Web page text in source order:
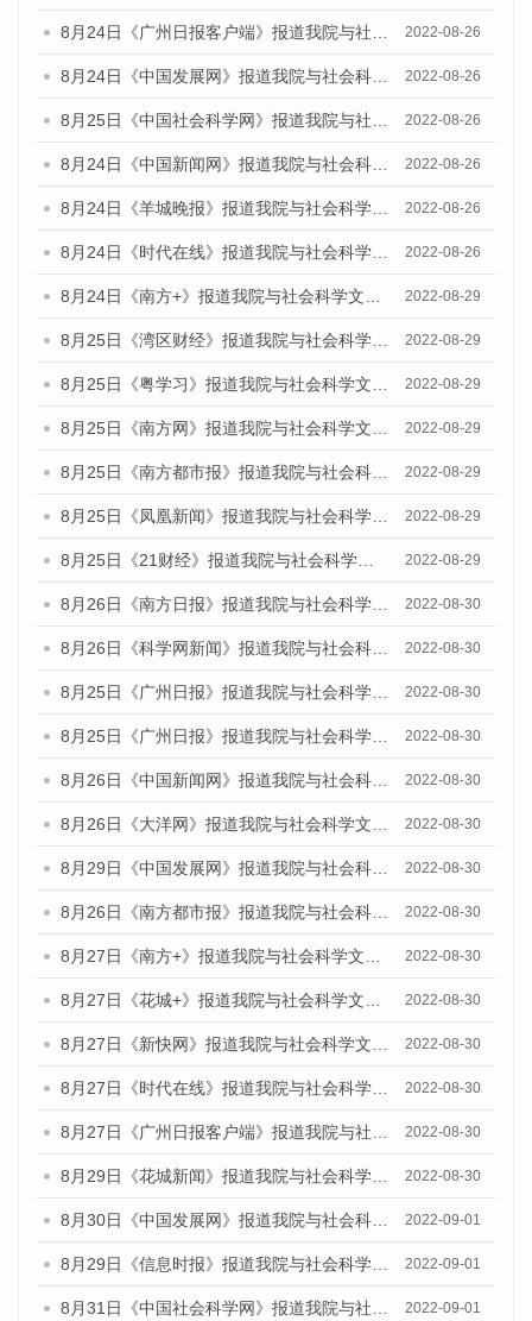
8月24日《广州日报客户端》报道我院与社会科学文献出版社联合发布《广州蓝皮书：广州城市国际化发展报告（2022）》的媒体文章 2022-08-26
8月24日《中国发展网》报道我院与社会科学文献出版社联合发布《广州蓝皮书：广州城市国际化发展报告（2022）》的媒体文章 2022-08-26
8月25日《中国社会科学网》报道我院与社会科学文献出版社联合发布《广州蓝皮书：广州城市国际化发展报告（2022）》的媒体文章 2022-08-26
8月24日《中国新闻网》报道我院与社会科学文献出版社联合发布《广州蓝皮书：广州城市国际化发展报告（2022）》的媒体文章 2022-08-26
8月24日《羊城晚报》报道我院与社会科学文献出版社联合发布《广州蓝皮书：广州城市国际化发展报告（2022）》的媒体文章 2022-08-26
8月24日《时代在线》报道我院与社会科学文献出版社联合发布《广州蓝皮书：广州城市国际化发展报告（2022）》的媒体文章 2022-08-26
8月24日《南方+》报道我院与社会科学文献出版社联合发布《广州蓝皮书：广州城市国际化发展报告（2022）》的媒体文章 2022-08-29
8月25日《湾区财经》报道我院与社会科学文献出版社联合发布《广州蓝皮书：广州城市国际化发展报告（2022）》的媒体文章 2022-08-29
8月25日《粤学习》报道我院与社会科学文献出版社联合发布《广州蓝皮书：广州城市国际化发展报告（2022）》的媒体文章 2022-08-29
8月25日《南方网》报道我院与社会科学文献出版社联合发布《广州蓝皮书：广州城市国际化发展报告（2022）》的媒体文章 2022-08-29
8月25日《南方都市报》报道我院与社会科学文献出版社联合发布《广州蓝皮书：广州城市国际化发展报告（2022）》的媒体文章 2022-08-29
8月25日《凤凰新闻》报道我院与社会科学文献出版社联合发布《广州蓝皮书：广州城市国际化发展报告（2022）》的媒体文章 2022-08-29
8月25日《21财经》报道我院与社会科学文献出版社联合发布《广州蓝皮书：广州城市国际化发展报告（2022）》的媒体文章 2022-08-29
8月26日《南方日报》报道我院与社会科学文献出版社联合发布《广州蓝皮书：广州城市国际化发展报告（2022）》的媒体文章 2022-08-30
8月26日《科学网新闻》报道我院与社会科学文献出版社联合发布《广州蓝皮书：广州城市国际化发展报告（2022）》的媒体文章 2022-08-30
8月25日《广州日报》报道我院与社会科学文献出版社联合发布《广州蓝皮书：广州城市国际化发展报告（2022）》的媒体文章 2022-08-30
8月25日《广州日报》报道我院与社会科学文献出版社联合发布《广州蓝皮书：广州城市国际化发展报告（2022）》的媒体文章 2022-08-30
8月26日《中国新闻网》报道我院与社会科学文献出版社联合发布《广州蓝皮书：广州社会发展报告(2022)》的媒体文章 2022-08-30
8月26日《大洋网》报道我院与社会科学文献出版社联合发布《广州蓝皮书：广州社会发展报告(2022)》的媒体文章 2022-08-30
8月29日《中国发展网》报道我院与社会科学文献出版社联合发布《广州蓝皮书：广州社会发展报告(2022)》的媒体文章 2022-08-30
8月26日《南方都市报》报道我院与社会科学文献出版社联合发布《广州蓝皮书：广州社会发展报告(2022)》的媒体文章 2022-08-30
8月27日《南方+》报道我院与社会科学文献出版社联合发布《广州蓝皮书：广州社会发展报告(2022)》的媒体文章 2022-08-30
8月27日《花城+》报道我院与社会科学文献出版社联合发布《广州蓝皮书：广州社会发展报告(2022)》的媒体文章 2022-08-30
8月27日《新快网》报道我院与社会科学文献出版社联合发布《广州蓝皮书：广州社会发展报告(2022)》的媒体文章 2022-08-30
8月27日《时代在线》报道我院与社会科学文献出版社联合发布《广州蓝皮书：广州社会发展报告(2022)》的媒体文章 2022-08-30
8月27日《广州日报客户端》报道我院与社会科学文献出版社联合发布《广州蓝皮书：广州社会发展报告(2022)》的媒体文章 2022-08-30
8月29日《花城新闻》报道我院与社会科学文献出版社联合发布《广州蓝皮书：广州社会发展报告(2022)》的媒体文章 2022-08-30
8月30日《中国发展网》报道我院与社会科学文献出版社联合发布《广州蓝皮书：广州社会发展报告（2022）》的媒体采访 2022-09-01
8月29日《信息时报》报道我院与社会科学文献出版社联合发布《广州蓝皮书：广州社会发展报告(2022)》的媒体文章 2022-09-01
8月31日《中国社会科学网》报道我院与社会科学文献出版社联合发布《广州蓝皮书：广州社会发展报告（2022）》的媒体采访 2022-09-01